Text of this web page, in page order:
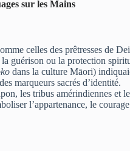
sur les Mains
celles des prêtresses de
guérison ou la protection
dans la culture Māori)
marqueurs sacrés d’identité.
les tribus amérindiennes et
l’appartenance, le